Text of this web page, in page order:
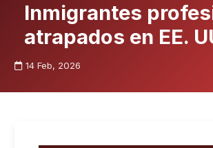
Inmigrantes
atrapados en EE.
14 Feb, 2026